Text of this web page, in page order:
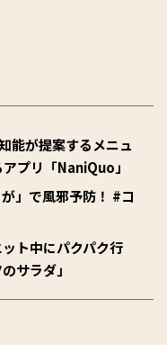
能が提案するメニュ
プリ「NaniQuo」
」で風邪予防！ #コ
ト中にパクパク行
サラダ」